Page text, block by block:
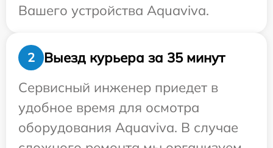
Вашего устройства Aquaviva.
2
Выезд курьера за 35 минут
Сервисный инженер приедет в
удобное время для осмотра
оборудования Aquaviva. В случае